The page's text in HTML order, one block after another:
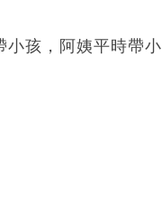
小孩，阿姨平時帶小